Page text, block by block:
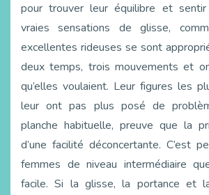
pour trouver leur équilibre et sentir
vraies sensations de glisse,
excellentes rideuses se sont
deux temps, trois mouvements et
qu’elles voulaient. Leur figures les
leur ont pas plus posé de
planche habituelle, preuve que la
d’une facilité déconcertante. C’est
femmes de niveau intermédiaire
facile. Si la glisse, la portance et